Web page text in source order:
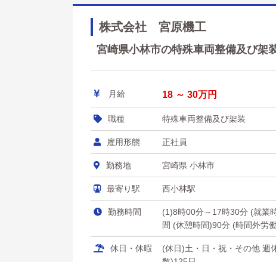
株式会社 宮原機工
宮崎県小林市の特殊車両整備及び
月給 18 ～ 30万円
職種 特殊車両整備及び架装
雇用形態 正社員
勤務地 宮崎県 小林市
最寄り駅 西小林駅
勤務時間
(1)8時00分～17時30分 (就業
間 (休憩時間)90分 (時間外労
休日・休暇
(休日)土・日・祝・その他